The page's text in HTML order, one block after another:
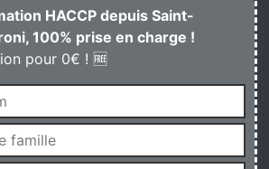
HACCP depuis Saint-
100% prise en charge !
pour 0€ ! 🆓